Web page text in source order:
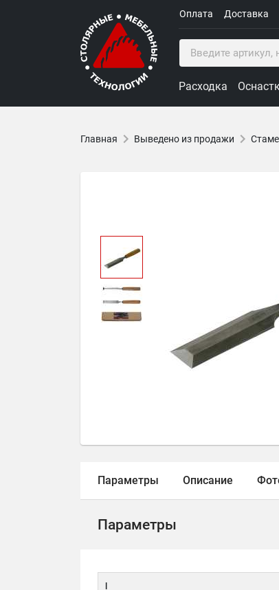
Оплата Доставка
Расходка
Главная Выведено из продажи
Параметры Описание
Параметры